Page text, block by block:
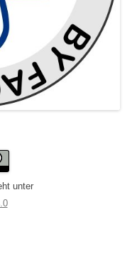
unter